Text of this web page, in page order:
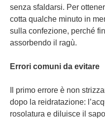
senza sfaldarsi. Per
cotta qualche minuto in
sulla confezione, perché
assorbendo il ragù.
Errori comuni da evitare
Il primo errore è non
dopo la reidratazione:
rosolatura e diluisce il